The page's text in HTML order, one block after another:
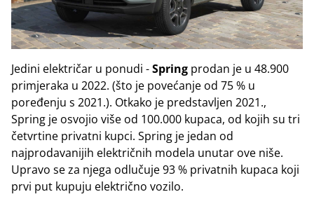
Jedini električar u ponudi -Spring prodan je u 48.900
primjeraka u 2022. (što je povećanje od 75 % u
poređenju s 2021.). Otkako je predstavljen 2021.,
Spring je osvojio više od 100.000 kupaca, od kojih su tri
četvrtine privatni kupci. Spring je jedan od
najprodavanijih električnih modela unutar ove niše.
Upravo se za njega odlučuje 93 % privatnih kupaca koji
prvi put kupuju električno vozilo.